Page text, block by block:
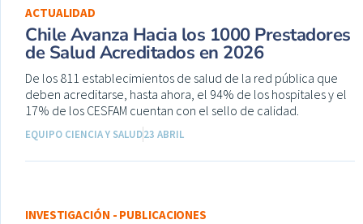
ACTUALIDAD
Chile Avanza Hacia los 1000 Prestadores
de Salud Acreditados en 2026
De los 811 establecimientos de salud de la red pública que
deben acreditarse, hasta ahora, el 94% de los hospitales y el
17% de los CESFAM cuentan con el sello de calidad.
EQUIPO CIENCIA Y SALUD23 ABRIL
INVESTIGACIÓN - PUBLICACIONES